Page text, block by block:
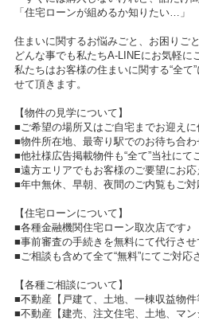
「住宅ローンが組めるか知りたい…」
住まいに関するお悩みごと、お困りごと
どんな事でも私たちA-LINEにお気軽に
私たちはお客様の住まいに関する“全て
せて頂きます。
【物件の見学について】
■ご希望の場所又はご自宅までお迎え
■物件所在地、最寄り駅でのお待ち合
■他社様広告掲載物件も“全て”当社にて
■遠方エリアでもお客様のご要望にお
■年中無休、早朝、夜間のご内覧もご
【住宅ローンについて】
■各種金融機関住宅ローン取次店です♪
■事前審査の手続きを無料にて代行させ
■ご相談も含めて全て“無料”にてご対応
【各種ご相談について】
■不動産【戸建て、土地、一棟収益物
■不動産【建売、注文住宅、土地、マ